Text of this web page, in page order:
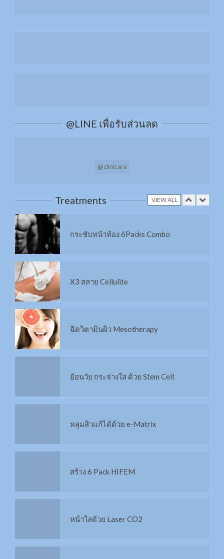
@LINE เพื่อรับส่วนลด
@clinicare
Treatments VIEW ALL
กระชับหน้าท้อง 6Packs Combo
X3 สลาย Cellulite
ฉีดวิตามินผิว Mesotherapy
ย้อนวัย กระจ่างใส ด้วย Stem Cell
หลุมสิวแก้ได้ด้วย e-Matrix
สร้าง 6 Pack HIFEM
หน้าใสด้วย Laser CO2